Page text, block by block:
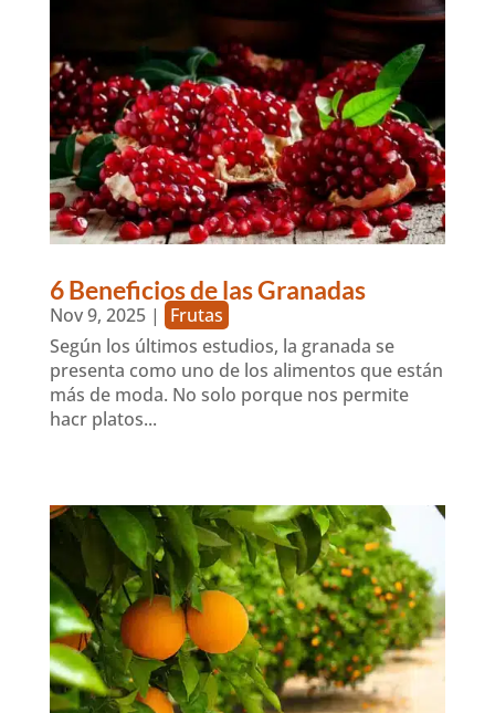
6 Beneficios de las Granadas
Nov 9, 2025|
Frutas
Según los últimos estudios, la granada se
presenta como uno de los alimentos que están
más de moda. No solo porque nos permite
hacr platos...